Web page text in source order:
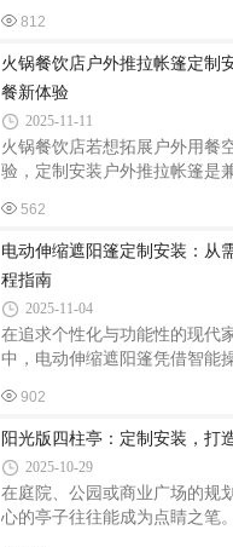
现出强大的专业设计能力。他
之选。该厂集设计、生产、批
提供从LOGO定制到全国发货
各类场景需求。专业定制设计
现飞宏帐篷厂拥有资深设计团
求提供个性化定制方案。无论
标语，还是活动主题图案，均
刺绣工艺精准呈现。例如，某
空车旅帐篷”，以品牌主色调为
812
火锅餐饮店户外推拉帐篷定制
餐新体验
2025-11-11
火锅餐饮店若想拓展户外用餐
验，定制安装户外推拉帐篷是
能营造独特的用餐氛围，为店
设计：贴合需求与风格火锅店
制需综合考虑空间尺寸、功能
首先，要根据户外场地形状和
格，常见的有长方形、方形等
伸，满足不同规模用餐需求。
的火锅店，其户外空间呈不规
形推拉帐篷，完美贴合场地，
562
电动伸缩遮阳篷定制安装：从
程指南
2025-11-04
在追求个性化与功能性的现代
中，电动伸缩遮阳篷凭借智能
安装调试，定制化服务需兼顾
美学性，确保产品完美融入场
分析：定制化的前提定制第一
与功能需求。家庭用户可能关
能力与儿童安全，例如别墅露
上，抗风等级达8级；商业场所
902
阳光版四柱亭：定制安装，打
2025-10-29
在庭院、公园或商业广场的规
心的亭子往往能成为点睛之笔